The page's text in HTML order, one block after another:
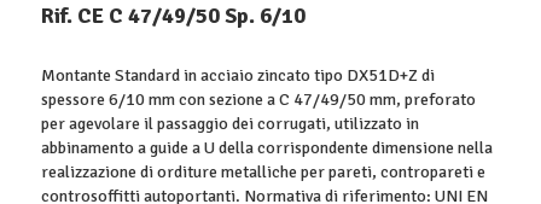
Rif. CE C 47/49/50 Sp. 6/10
Montante Standard in acciaio zincato tipo DX51D+Z di
spessore 6/10 mm con sezione a C 47/49/50 mm, preforato
per agevolare il passaggio dei corrugati, utilizzato in
abbinamento a guide a U della corrispondente dimensione nella
realizzazione di orditure metalliche per pareti, contropareti e
controsoffitti autoportanti. Normativa di riferimento: UNI EN